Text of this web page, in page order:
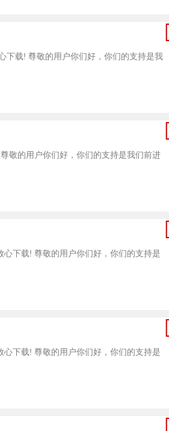
下载! 尊敬的用户你们好，你们的支持是我
敬的用户你们好，你们的支持是我们前进
下载! 尊敬的用户你们好，你们的支持是
下载! 尊敬的用户你们好，你们的支持是